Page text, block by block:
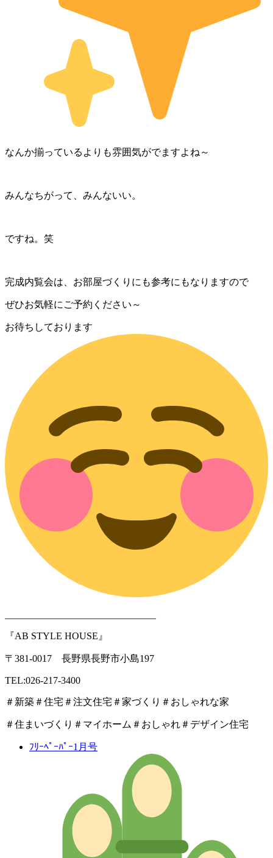
なんか揃っているよりも雰囲気がでますよね～
みんなちがって、みんないい。
ですね。笑
完成内覧会は、お部屋づくりにも参考にもなりますので
ぜひお気軽にご予約ください～
お待ちしております
『AB STYLE HOUSE』
〒381-0017 長野県長野市小島197
TEL:026-217-3400
＃新築＃住宅＃注文住宅＃家づくり＃おしゃれな家
＃住まいづくり＃マイホーム＃おしゃれ＃デザイン住宅
ﾌﾘｰﾍﾟｰﾊﾟｰ1月号